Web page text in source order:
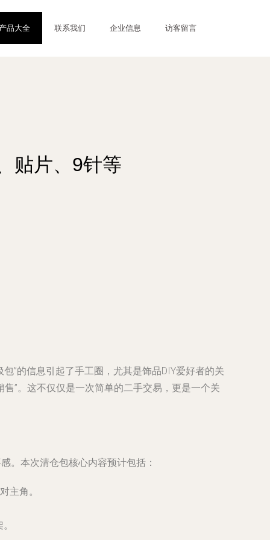
产品大全 联系我们 企业信息 访客留言
贴片、9针等
”的信息引起了手工圈，尤其是饰品DIY爱好者的关
”。这不仅仅是一次简单的二手交易，更是一个关
。本次清仓包核心内容预计包括：
主角。